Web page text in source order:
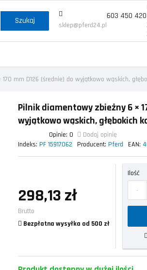
Szukaj 603 450 420
sklep@pferd24.pl
mm D126 (średnie) do wyjątkowo wąskich,
Pilnik diamentowy zbieżny 6 ×
wyjątkowo wąskich, głębokich
Opinie: 0
Dodaj opinię
Indeks: PF 15917062 Producent: Pferd EAN:
298,13 zł
Brutto
Bezpłatna wysyłka od 500 zł
Ilość
-